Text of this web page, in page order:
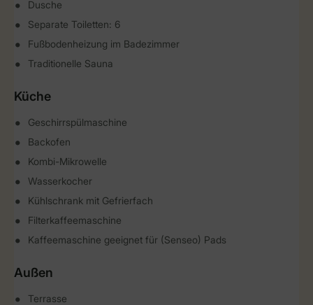
Dusche
Separate Toiletten: 6
Fußbodenheizung im Badezimmer
Traditionelle Sauna
Küche
Geschirrspülmaschine
Backofen
Kombi-Mikrowelle
Wasserkocher
Kühlschrank mit Gefrierfach
Filterkaffeemaschine
Kaffeemaschine geeignet für (Senseo) Pads
Außen
Terrasse